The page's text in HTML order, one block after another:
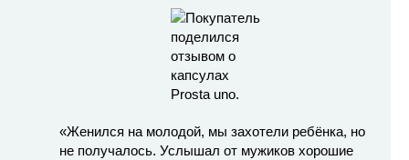
«Женился на молодой, мы захотели ребёнка, но
не получалось. Услышал от мужиков хорошие